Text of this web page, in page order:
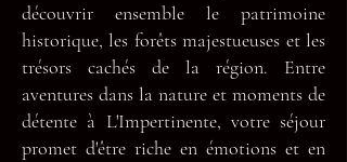
découvrir ensemble le patrimoine
historique, les forêts majestueuses et les
trésors cachés de la région. Entre
aventures dans la nature et moments de
détente à L'Impertinente, votre séjour
promet d'être riche en émotions et en